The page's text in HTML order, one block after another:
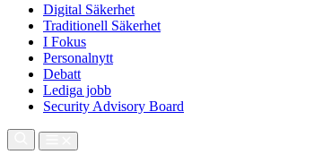
Digital Säkerhet
Traditionell Säkerhet
I Fokus
Personalnytt
Debatt
Lediga jobb
Security Advisory Board